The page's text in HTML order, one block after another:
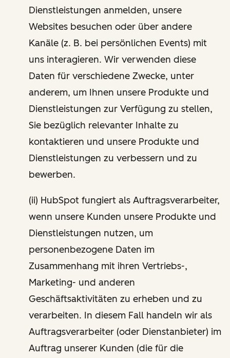
Dienstleistungen anmelden, unsere
Websites besuchen oder über andere
Kanäle (z. B. bei persönlichen Events) mit
uns interagieren. Wir verwenden diese
Daten für verschiedene Zwecke, unter
anderem, um Ihnen unsere Produkte und
Dienstleistungen zur Verfügung zu stellen,
Sie bezüglich relevanter Inhalte zu
kontaktieren und unsere Produkte und
Dienstleistungen zu verbessern und zu
bewerben.
(ii) HubSpot fungiert als Auftragsverarbeiter,
wenn unsere Kunden unsere Produkte und
Dienstleistungen nutzen, um
personenbezogene Daten im
Zusammenhang mit ihren Vertriebs-,
Marketing- und anderen
Geschäftsaktivitäten zu erheben und zu
verarbeiten. In diesem Fall handeln wir als
Auftragsverarbeiter (oder Dienstanbieter) im
Auftrag unserer Kunden (die für die